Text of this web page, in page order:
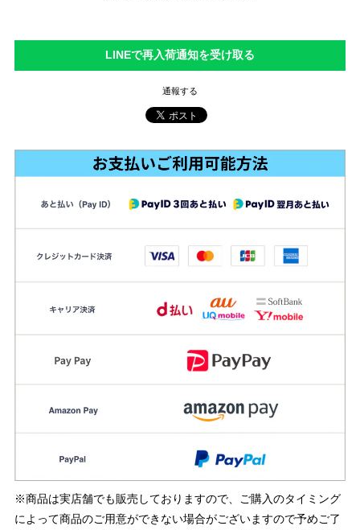
LINEで再入荷通知を受け取る
通報する
※商品は実店舗でも販売しておりますので、ご購入のタイミング
によって商品のご用意ができない場合がございますので予めご了